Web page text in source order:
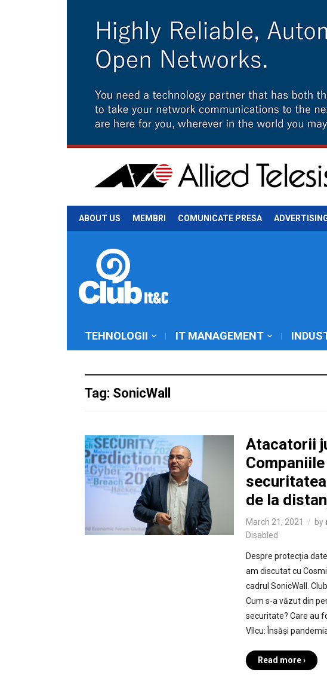
ABOUT US MEMBRI COMUNICATE PRESA
TEHNOLOGII IT MANAGEMENT
Tag: SonicWall
Atacatorii
de la
March 21, 2021 by
Disabled
Despre protecția
am discutat cu
cadrul SonicWall.
Cum s-a văzut din
securitate? Care au
Vîlcu: Însăși
Read more ›